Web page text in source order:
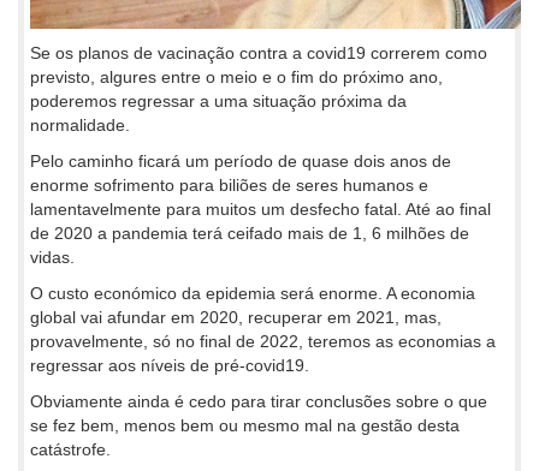
Se os planos de vacinação contra a covid19 correrem como
previsto, algures entre o meio e o fim do próximo ano,
poderemos regressar a uma situação próxima da
normalidade.
Pelo caminho ficará um período de quase dois anos de
enorme sofrimento para biliões de seres humanos e
lamentavelmente para muitos um desfecho fatal. Até ao final
de 2020 a pandemia terá ceifado mais de 1, 6 milhões de
vidas.
O custo económico da epidemia será enorme. A economia
global vai afundar em 2020, recuperar em 2021, mas,
provavelmente, só no final de 2022, teremos as economias a
regressar aos níveis de pré-covid19.
Obviamente ainda é cedo para tirar conclusões sobre o que
se fez bem, menos bem ou mesmo mal na gestão desta
catástrofe.